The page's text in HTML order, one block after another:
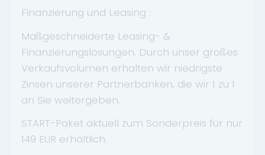
Finanzierung und Leasing :
Maßgeschneiderte Leasing- &
Finanzierungslösungen. Durch unser großes
Verkaufsvolumen erhalten wir niedrigste
Zinsen unserer Partnerbanken, die wir 1 zu 1
an Sie weitergeben.
START-Paket aktuell zum Sonderpreis für nur
149 EUR erhältlich.